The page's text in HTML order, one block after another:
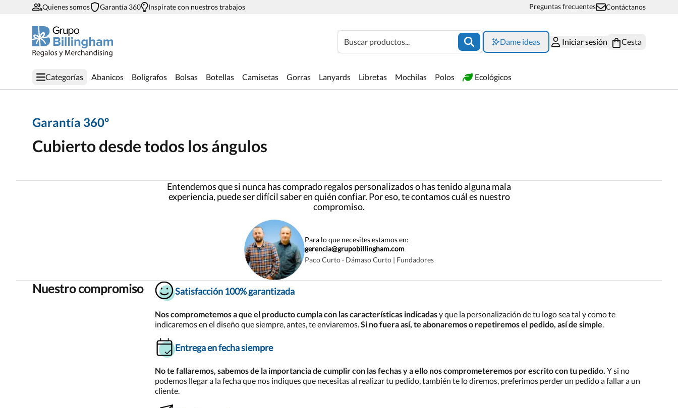
Quienes somos Garantía 360 Inspírate con nuestros trabajos Preguntas frecuentes Contáctanos
Buscar productos... Dame ideas Iniciar sesión Cesta
Categorías Abanicos Bolígrafos Bolsas Botellas Camisetas Gorras Lanyards Libretas Mochilas Polos Ecológicos
Garantía 360º
Cubierto desde todos los ángulos
Entendemos que si nunca has comprado regalos personalizados o has tenido alguna mala
experiencia, puede ser difícil saber en quién confiar. Por eso, te contamos cuál es nuestro
compromiso.
Para lo que necesites estamos en:
gerencia@grupobillingham.com
Paco Curto · Dámaso Curto | Fundadores
Nuestro compromiso Satisfacción 100% garantizada
Nos comprometemos a que el producto cumpla con las características indicadasy que la personalización de tu logo sea tal y como te
indicaremos en el diseño que siempre, antes, te enviaremos.Si no fuera así, te abonaremos o repetiremos el pedido, así de simple.
Entrega en fecha siempre
No te fallaremos, sabemos de la importancia de cumplir con las fechas y a ello nos comprometeremos por escrito con tu pedido. Y si no
podemos llegar a la fecha que nos indiques que necesitas al realizar tu pedido, también te lo diremos, preferimos perder un pedido a fallar a un
cliente.